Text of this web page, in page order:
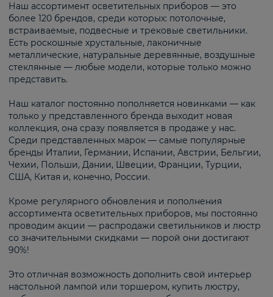
Наш ассортимент осветительных приборов — это
более 120 брендов, среди которых: потолочные,
встраиваемые, подвесные и трековые светильники.
Есть роскошные хрустальные, лаконичные
металлические, натуральные деревянные, воздушные
стеклянные — любые модели, которые только можно
представить.
Наш каталог постоянно пополняется новинками — как
только у представленного бренда выходит новая
коллекция, она сразу появляется в продаже у нас.
Среди представленных марок — самые популярные
бренды Италии, Германии, Испании, Австрии, Бельгии,
Чехии, Польши, Дании, Швеции, Франции, Турции,
США, Китая и, конечно, России.
Кроме регулярного обновления и пополнения
ассортимента осветительных приборов, мы постоянно
проводим акции — распродажи светильников и люстр
со значительными скидками — порой они достигают
90%!
Это отличная возможность дополнить свой интерьер
настольной лампой или торшером, купить люстру,